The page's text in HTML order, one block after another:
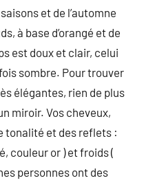
et de l’automne
à base d’orangé et de
est doux et clair, celui
sombre. Pour trouver
élégantes, rien de plus
miroir. Vos cheveux,
tonalité et des reflets :
couleur or ) et froids (
personnes ont des